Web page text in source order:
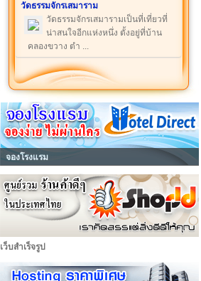
วัดธรรมจักรเสมาราม
วัดธรรมจักรเสมารามเป็นที่เที่ยวที่
น่าสนใจอีกแห่งหนึ่ง ตั้งอยู่ที่บ้าน
คลองขวาง ตำ ...
จองโรงแรม
เว็บสำเร็จรูป